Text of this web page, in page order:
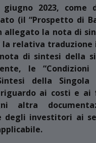
2023,
(il “Prospetto di
allegato la nota di
la relativa
di sintesi della
le
della Singola
ai costi e
altra
degli investitori ai